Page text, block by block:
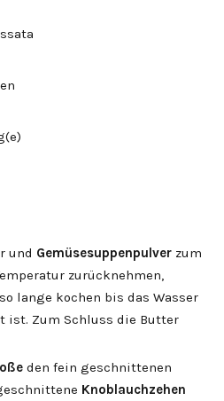
und Gemüsesuppenpulver zum
zurücknehmen,
lange kochen bis das Wasser
ist. Zum Schluss die Butter
den fein geschnittenen
Knoblauchzehen